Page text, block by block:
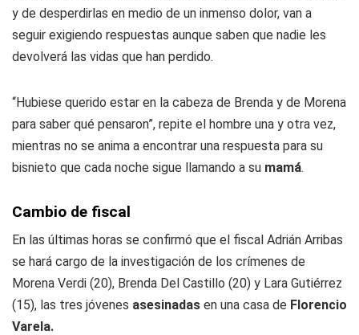
y de desperdirlas en medio de un inmenso dolor, van a
seguir exigiendo respuestas aunque saben que nadie les
devolverá las vidas que han perdido.
“Hubiese querido estar en la cabeza de Brenda y de Morena
para saber qué pensaron”, repite el hombre una y otra vez,
mientras no se anima a encontrar una respuesta para su
bisnieto que cada noche sigue llamando a su mamá.
Cambio de fiscal
En las últimas horas se confirmó que el fiscal Adrián Arribas
se hará cargo de la investigación de los crímenes de
Morena Verdi (20), Brenda Del Castillo (20) y Lara Gutiérrez
(15), las tres jóvenes asesinadas en una casa de Florencio
Varela.